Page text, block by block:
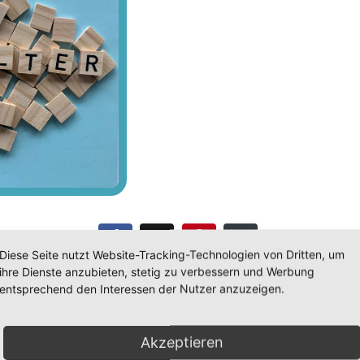
Diese Seite nutzt Website-Tracking-Technologien von Dritten, um
ihre Dienste anzubieten, stetig zu verbessern und Werbung
entsprechend den Interessen der Nutzer anzuzeigen.
Akzeptieren